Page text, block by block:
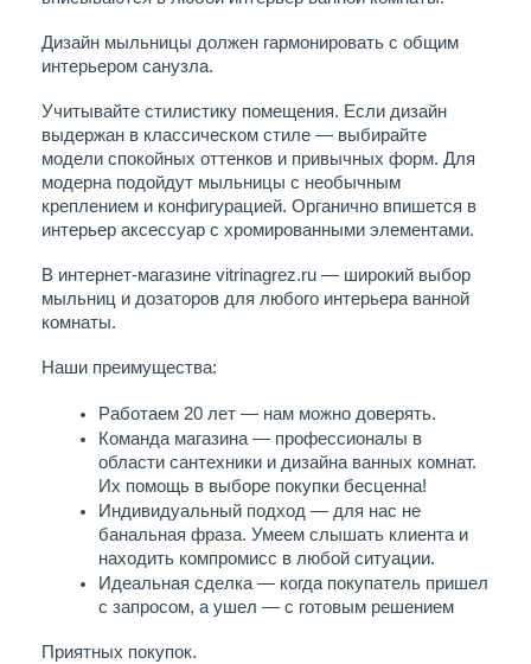
Дизайн мыльницы должен гармонировать с общим
интерьером санузла.
Учитывайте стилистику помещения. Если дизайн
выдержан в классическом стиле — выбирайте
модели спокойных оттенков и привычных форм. Для
модерна подойдут мыльницы с необычным
креплением и конфигурацией. Органично впишется в
интерьер аксессуар с хромированными элементами.
В интернет-магазине vitrinagrez.ru — широкий выбор
мыльниц и дозаторов для любого интерьера ванной
комнаты.
Наши преимущества:
Работаем 20 лет — нам можно доверять.
Команда магазина — профессионалы в
области сантехники и дизайна ванных комнат.
Их помощь в выборе покупки бесценна!
Индивидуальный подход — для нас не
банальная фраза. Умеем слышать клиента и
находить компромисс в любой ситуации.
Идеальная сделка — когда покупатель пришел
с запросом, а ушел — с готовым решением
Приятных покупок.